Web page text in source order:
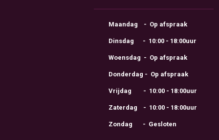
Maandag - Op afspraak
Dinsdag - 10:00 - 18:00uur
Woensdag - Op afspraak
Donderdag - Op afspraak
Vrijdag - 10:00 - 18:00uur
Zaterdag - 10:00 - 18:00uur
Zondag - Gesloten